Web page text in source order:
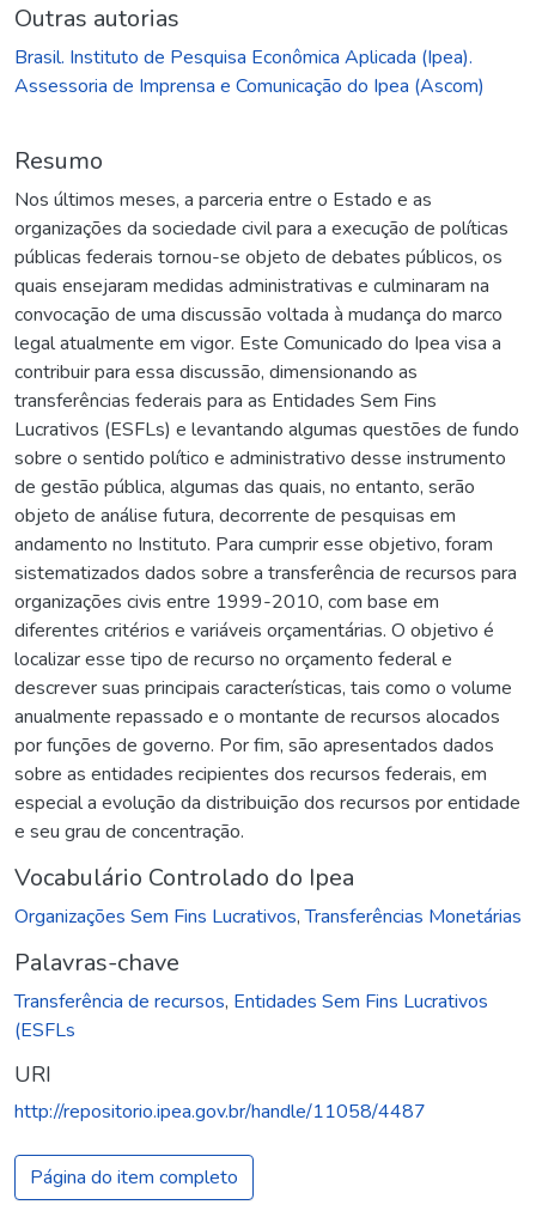
Outras autorias
Brasil. Instituto de Pesquisa Econômica Aplicada (Ipea).
Assessoria de Imprensa e Comunicação do Ipea (Ascom)
Resumo
Nos últimos meses, a parceria entre o Estado e as
organizações da sociedade civil para a execução de políticas
públicas federais tornou-se objeto de debates públicos, os
quais ensejaram medidas administrativas e culminaram na
convocação de uma discussão voltada à mudança do marco
legal atualmente em vigor. Este Comunicado do Ipea visa a
contribuir para essa discussão, dimensionando as
transferências federais para as Entidades Sem Fins
Lucrativos (ESFLs) e levantando algumas questões de fundo
sobre o sentido político e administrativo desse instrumento
de gestão pública, algumas das quais, no entanto, serão
objeto de análise futura, decorrente de pesquisas em
andamento no Instituto. Para cumprir esse objetivo, foram
sistematizados dados sobre a transferência de recursos para
organizações civis entre 1999-2010, com base em
diferentes critérios e variáveis orçamentárias. O objetivo é
localizar esse tipo de recurso no orçamento federal e
descrever suas principais características, tais como o volume
anualmente repassado e o montante de recursos alocados
por funções de governo. Por fim, são apresentados dados
sobre as entidades recipientes dos recursos federais, em
especial a evolução da distribuição dos recursos por entidade
e seu grau de concentração.
Vocabulário Controlado do Ipea
Organizações Sem Fins Lucrativos,Transferências Monetárias
Palavras-chave
Transferência de recursos, Entidades Sem Fins Lucrativos
(ESFLs
URI
http://repositorio.ipea.gov.br/handle/11058/4487
Página do item completo